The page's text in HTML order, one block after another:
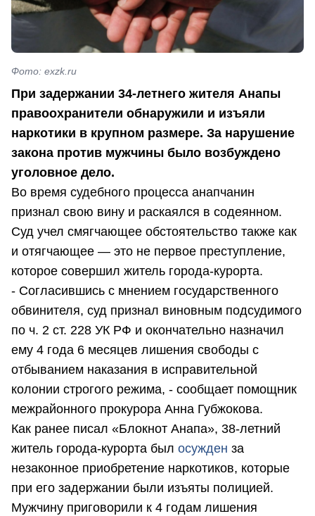
Фото: exzk.ru
При задержании 34-летнего жителя Анапы
правоохранители обнаружили и изъяли
наркотики в крупном размере. За нарушение
закона против мужчины было возбуждено
уголовное дело.
Во время судебного процесса анапчанин
признал свою вину и раскаялся в содеянном.
Суд учел смягчающее обстоятельство также как
и отягчающее — это не первое преступление,
которое совершил житель города-курорта.
- Согласившись с мнением государственного
обвинителя, суд признал виновным подсудимого
по ч. 2 ст. 228 УК РФ и окончательно назначил
ему 4 года 6 месяцев лишения свободы с
отбыванием наказания в исправительной
колонии строгого режима, - сообщает помощник
межрайонного прокурора Анна Губжокова.
Как ранее писал «Блокнот Анапа», 38-летний
житель города-курорта был осужден за
незаконное приобретение наркотиков, которые
при его задержании были изъяты полицией.
Мужчину приговорили к 4 годам лишения